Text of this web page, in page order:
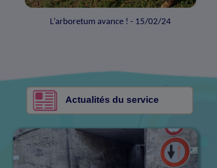
L’arboretum avance ! - 15/02/24
Actualités du service